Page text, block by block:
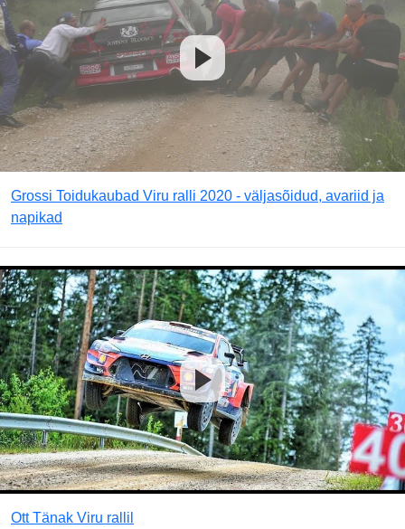
Grossi Toidukaubad Viru ralli 2020 - väljasõidud, avariid ja
napikad
Ott Tänak Viru rallil